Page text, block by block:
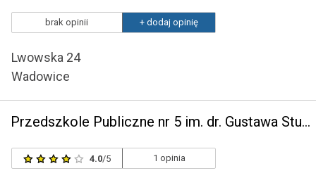
brak opinii + dodaj opinię
Lwowska 24
Wadowice
Przedszkole Publiczne nr 5 im. dr. Gustawa Studnickiego w Wadowicach
4.0/5 1 opinia